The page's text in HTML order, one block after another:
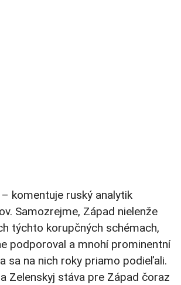
komentuje ruský analytik
Samozrejme, Západ nielenže
týchto korupčných schémach,
podporoval a mnohí prominentní
sa na nich roky priamo podieľali.
Zelenskyj stáva pre Západ čoraz